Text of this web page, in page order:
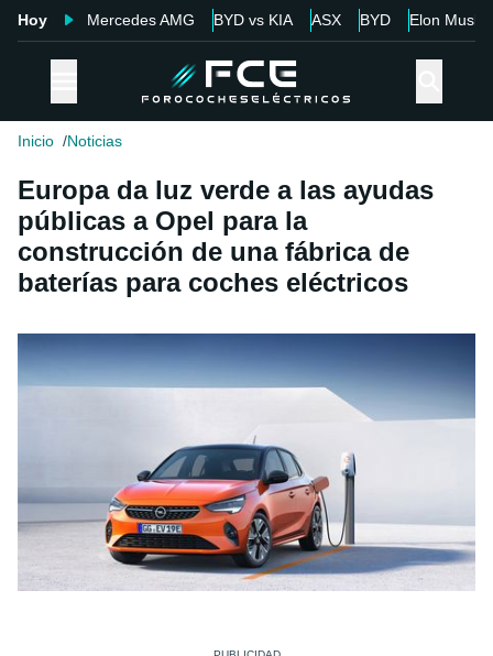
Hoy Mercedes AMG BYD vs KIA ASX BYD Elon Musk
Inicio Noticias
Europa da luz verde a las ayudas
públicas a Opel para la
construcción de una fábrica de
baterías para coches eléctricos